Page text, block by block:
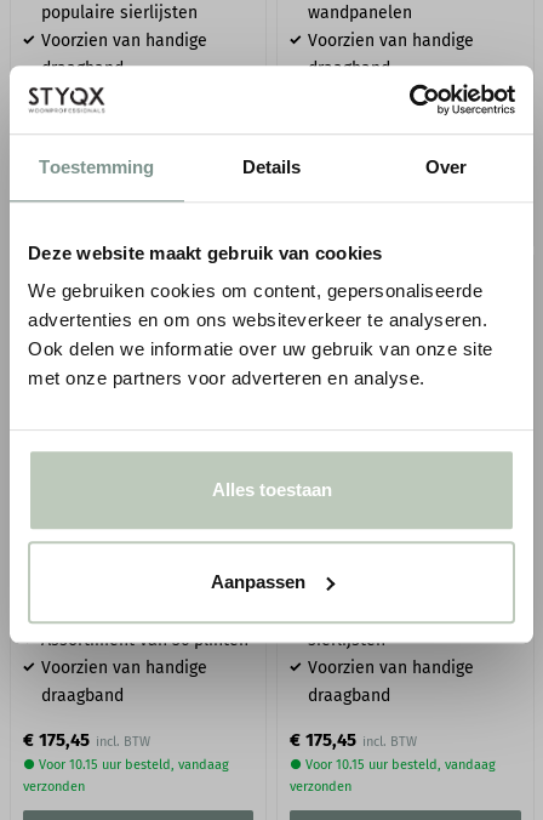
Toestemming Details Over
Deze website maakt gebruik van cookies
We gebruiken cookies om content, gepersonaliseerde
advertenties en om ons websiteverkeer te analyseren.
Ook delen we informatie over uw gebruik van onze site
met onze partners voor adverteren en analyse.
Alles toestaan
Aanpassen
populaire sierlijsten
Voorzien van handige
draagband
€ 175,45
● Voor 10.15 uur besteld, vandaag
verzonden
BESTELLEN
wandpanelen
Voorzien van handige
draagband
● Voor 10.15 uur besteld, vandaag
verzonden
Assortiment van 36 plinten
Voorzien van handige
draagband
€ 175,45
● Voor 10.15 uur besteld, vandaag
verzonden
MS070-005 GROOT &
GEORNAMENTEERD
L 46,0 x H 34,0 x B 23,5 cm
sierlijsten
Voorzien van handige
draagband
€ 175,45
● Voor 10.15 uur besteld, vandaag
verzonden